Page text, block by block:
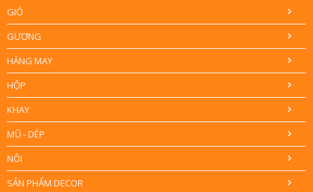
GIỎ
GƯƠNG
HÀNG MAY
HỘP
KHAY
MŨ - DÉP
NÔI
SẢN PHẨM DECOR